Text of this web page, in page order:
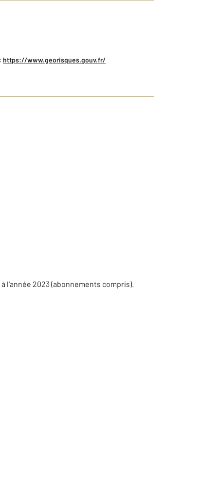
https://www.georisques.gouv.fr/
l'année 2023 (abonnements compris).